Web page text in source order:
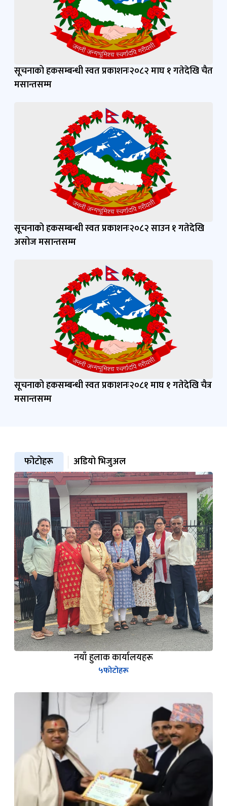
सूचनाको हकसम्बन्धी स्वत प्रकाशनः२०८२ माघ १ गतेदेखि चैत
मसान्तसम्म
सूचनाको हकसम्बन्धी स्वत प्रकाशनः२०८२ साउन १ गतेदेखि
असोज मसान्तसम्म
सूचनाको हकसम्बन्धी स्वत प्रकाशनः२०८१ माघ १ गतेदेखि चैत्र
मसान्तसम्म
फोटोहरू अडियो भिजुअल
नयाँ हुलाक कार्यालयहरू
५फोटोहरू